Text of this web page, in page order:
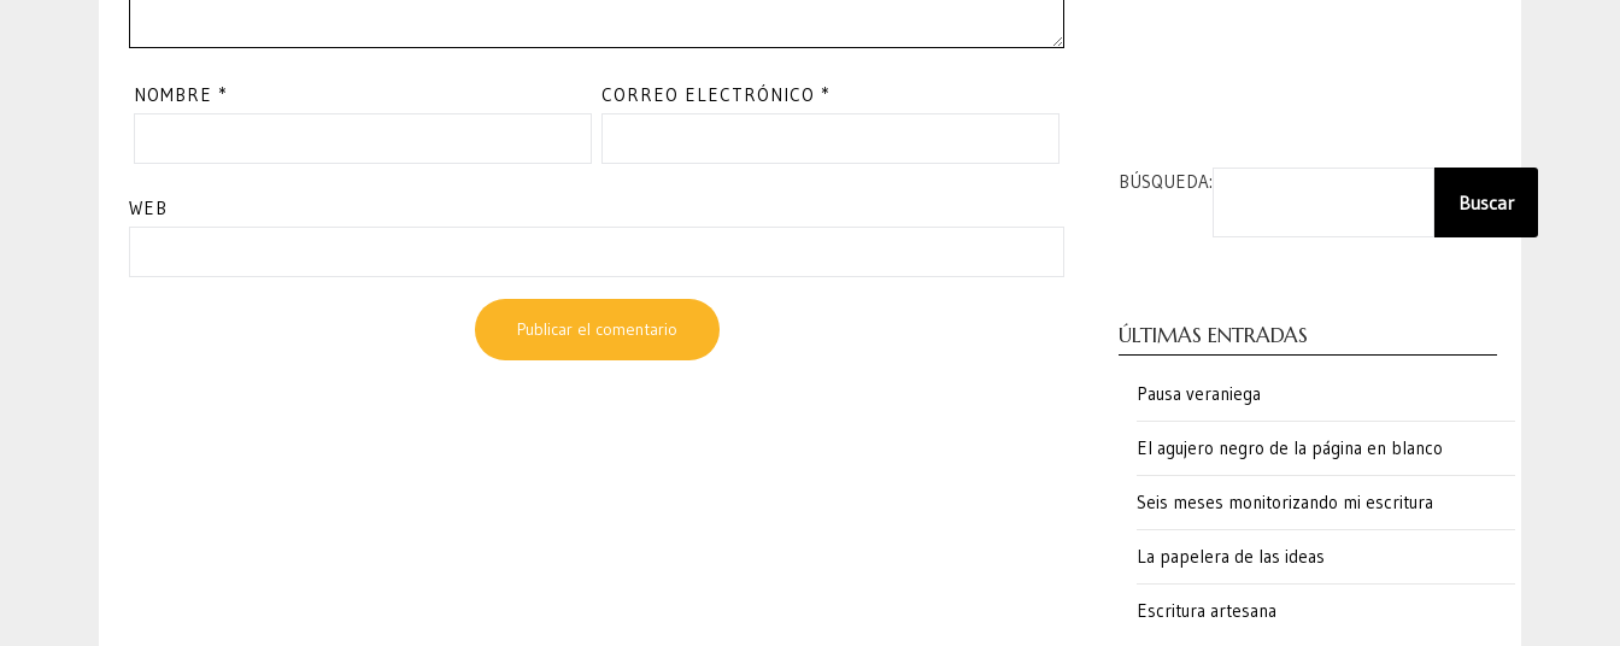
NOMBRE * CORREO ELECTRÓNICO *
WEB
BÚSQUEDA:
Buscar
ÚLTIMAS ENTRADAS
Pausa veraniega
El agujero negro de la página en blanco
Seis meses monitorizando mi escritura
La papelera de las ideas
Escritura artesana